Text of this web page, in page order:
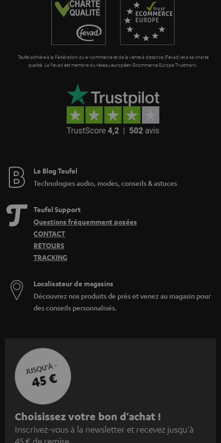
e
Teufel adhère à la Fédération du e-commerce et de la vente à distance (Fevad) et à sa charte
qualité. La Fevad est membre du réseau européen Ecommerce Europe Trustmark.
Le Blog Teufel
Technologies audio, modes, conseils & astuces
Teufel Support
Questions fréquemment posées
CONTACT
RETOURS
TRACKING
Localisateur de magasins
Découvrez nos produits de près et venez au magasin pour
des conseils personnalisés.
JUSQU'À -
45 €
I
n
Choisissez votre bon d'achat !
Inscrivez-vous à la newsletter et recevez jusqu'à